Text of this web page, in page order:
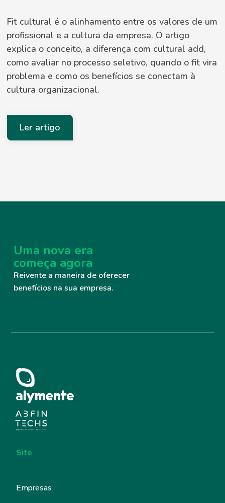
Fit cultural é o alinhamento entre os valores de um
profissional e a cultura da empresa. O artigo
explica o conceito, a diferença com cultural add,
como avaliar no processo seletivo, quando o fit vira
problema e como os benefícios se conectam à
cultura organizacional.
Ler artigo
Uma nova era
começa agora
Reivente a maneira de oferecer
benefícios na sua empresa.
Site
Empresas